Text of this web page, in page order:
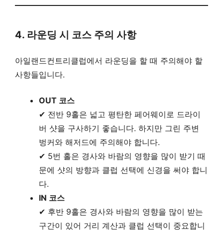
4. 라운딩 시 코스 주의 사항
아일랜드컨트리클럽에서 라운딩을 할 때 주의해야 할
사항들입니다.
OUT 코스
✔ 전반 9홀은 넓고 평탄한 페어웨이로 드라이
버 샷을 구사하기 좋습니다. 하지만 그린 주변
벙커와 해저드에 주의해야 합니다.
✔ 5번 홀은 경사와 바람의 영향을 많이 받기 때
문에 샷의 방향과 클럽 선택에 신경을 써야 합니
다.
IN 코스
✔ 후반 9홀은 경사와 바람의 영향을 많이 받는
구간이 있어 거리 계산과 클럽 선택이 중요합니